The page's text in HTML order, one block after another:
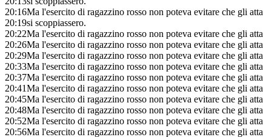
20:16Ma l'esercito di ragazzino rosso non poteva evitare che gli
20:19si scoppiassero.
20:22Ma l'esercito di ragazzino rosso non poteva evitare che gli
20:26Ma l'esercito di ragazzino rosso non poteva evitare che gli
20:29Ma l'esercito di ragazzino rosso non poteva evitare che gli
20:33Ma l'esercito di ragazzino rosso non poteva evitare che gli
20:37Ma l'esercito di ragazzino rosso non poteva evitare che gli
20:41Ma l'esercito di ragazzino rosso non poteva evitare che gli
20:45Ma l'esercito di ragazzino rosso non poteva evitare che gli
20:48Ma l'esercito di ragazzino rosso non poteva evitare che gli
20:52Ma l'esercito di ragazzino rosso non poteva evitare che gli
20:56Ma l'esercito di ragazzino rosso non poteva evitare che gli